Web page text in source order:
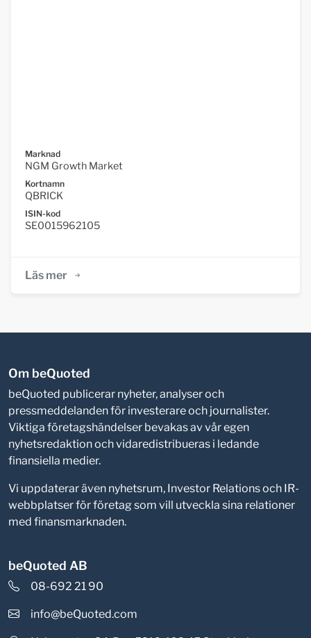
Marknad
NGM Growth Market
Kortnamn
QBRICK
ISIN-kod
SE0015962105
Läs mer
Om beQuoted
beQuoted publicerar nyheter, analyser och
pressmeddelanden för investerare och journalister.
Viktiga företagshändelser bevakas av vår egen
nyhetsredaktion och vidaredistribueras i ledande
finansiella medier.
Vi uppdaterar även nyhetsrum, Investor Relations och IR-
webbplatser för företag som vill utveckla sina relationer
med finansmarknaden.
beQuoted AB
08-692 21 90
info@beQuoted.com